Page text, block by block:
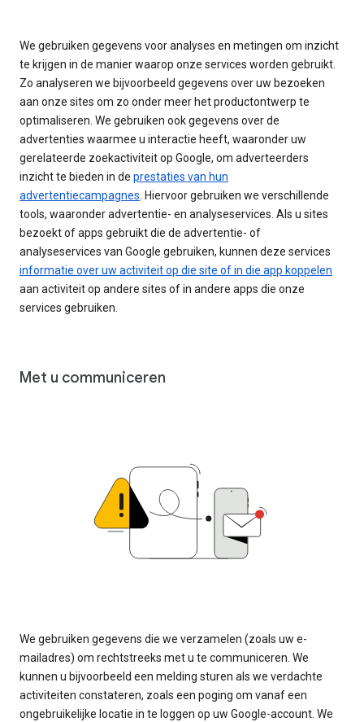
We gebruiken gegevens voor analyses en metingen om inzicht
te krijgen in de manier waarop onze services worden gebruikt.
Zo analyseren we bijvoorbeeld gegevens over uw bezoeken
aan onze sites om zo onder meer het productontwerp te
optimaliseren. We gebruiken ook gegevens over de
advertenties waarmee u interactie heeft, waaronder uw
gerelateerde zoekactiviteit op Google, om adverteerders
inzicht te bieden in de prestaties van hun
advertentiecampagnes. Hiervoor gebruiken we verschillende
tools, waaronder advertentie- en analyseservices. Als u sites
bezoekt of apps gebruikt die de advertentie- of
analyseservices van Google gebruiken, kunnen deze services
informatie over uw activiteit op die site of in die app koppelen
aan activiteit op andere sites of in andere apps die onze
services gebruiken.
Met u communiceren
We gebruiken gegevens die we verzamelen (zoals uw e-
mailadres) om rechtstreeks met u te communiceren. We
kunnen u bijvoorbeeld een melding sturen als we verdachte
activiteiten constateren, zoals een poging om vanaf een
ongebruikelijke locatie in te loggen op uw Google-account. We